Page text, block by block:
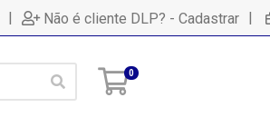
| Não é cliente DLP? - Cadastrar |
0